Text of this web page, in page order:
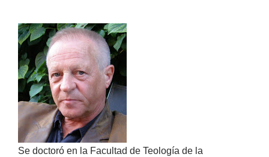
Se doctoró en la Facultad de Teología de la